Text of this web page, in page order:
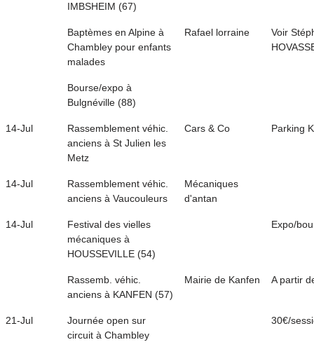
IMBSHEIM (67)
Baptèmes en Alpine à
Chambley pour enfants
malades
Rafael lorraine
Voir
Bourse/expo à
Bulgnéville (88)
14-Jul
Rassemblement véhic.
anciens à St Julien les
Metz
Cars & Co Parking
14-Jul
Rassemblement véhic.
anciens à Vaucouleurs
Mécaniques
d'antan
14-Jul
Festival des vielles
mécaniques à
HOUSSEVILLE (54)
Expo/
Rassemb. véhic.
anciens à KANFEN (57)
Mairie de Kanfen A partir
21-Jul
Journée open sur
circuit à Chambley
30€/